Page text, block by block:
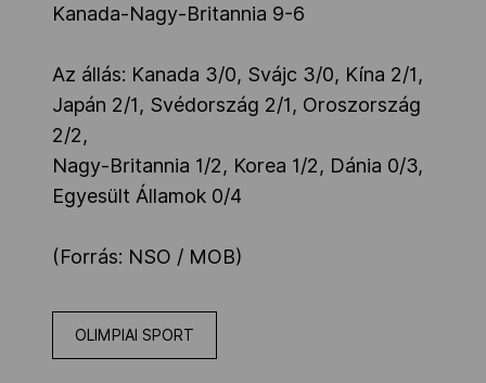
Kanada-Nagy-Britannia 9-6
Az állás: Kanada 3/0, Svájc 3/0, Kína 2/1,
Japán 2/1, Svédország 2/1, Oroszország
2/2,
Nagy-Britannia 1/2, Korea 1/2, Dánia 0/3,
Egyesült Államok 0/4
(Forrás: NSO / MOB)
OLIMPIAI SPORT